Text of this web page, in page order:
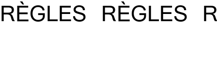
RÈGLES RÈGLES